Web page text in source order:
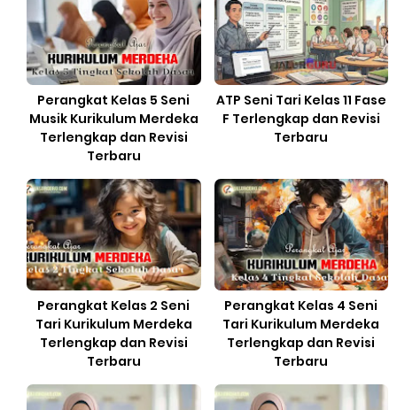
Perangkat Kelas 5 Seni
Musik Kurikulum Merdeka
Terlengkap dan Revisi
Terbaru
ATP Seni Tari Kelas 11 Fase
F Terlengkap dan Revisi
Terbaru
Perangkat Kelas 2 Seni
Tari Kurikulum Merdeka
Terlengkap dan Revisi
Terbaru
Perangkat Kelas 4 Seni
Tari Kurikulum Merdeka
Terlengkap dan Revisi
Terbaru